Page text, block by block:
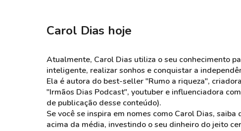
Carol Dias hoje
Atualmente, Carol Dias utiliza o seu conhecimento
inteligente, realizar sonhos e conquistar a
Ela é autora do best-seller "Rumo a riqueza",
"Irmãos Dias Podcast", youtuber e influenciadora
de publicação desse conteúdo).
Se você se inspira em nomes como Carol Dias,
acima da média, investindo o seu dinheiro do jeito